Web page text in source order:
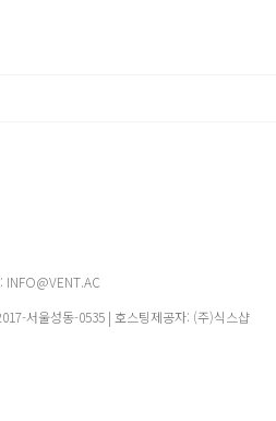
INFO@VENT.AC
서울성동-0535 | 호스팅제공자: (주)식스샵